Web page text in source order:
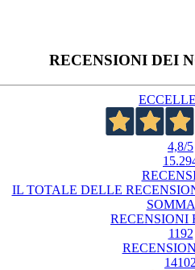
RECENSIONI DEI
4,8/5
IL TOTALE DELLE
RECENSIONI
1192
14102